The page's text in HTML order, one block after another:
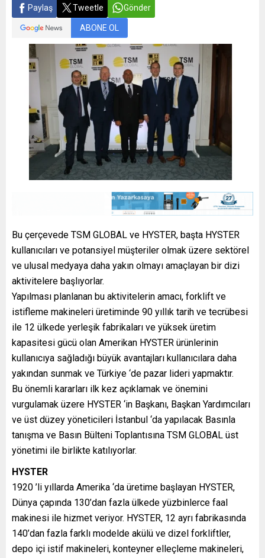
Paylaş Tweetle Gönder
ABONE OL
Bu çerçevede TSM GLOBAL ve HYSTER, başta HYSTER
kullanıcıları ve potansiyel müşteriler olmak üzere sektörel
ve ulusal medyaya daha yakın olmayı amaçlayan bir dizi
aktivitelere başlıyorlar.
Yapılması planlanan bu aktivitelerin amacı, forklift ve
istifleme makineleri üretiminde 90 yıllık tarih ve tecrübesi
ile 12 ülkede yerleşik fabrikaları ve yüksek üretim
kapasitesi gücü olan Amerikan HYSTER ürünlerinin
kullanıcıya sağladığı büyük avantajları kullanıcılara daha
yakından sunmak ve Türkiye ‘de pazar lideri yapmaktır.
Bu önemli kararları ilk kez açıklamak ve önemini
vurgulamak üzere HYSTER ‘in Başkanı, Başkan Yardımcıları
ve üst düzey yöneticileri İstanbul ‘da yapılacak Basınla
tanışma ve Basın Bülteni Toplantısına TSM GLOBAL üst
yönetimi ile birlikte katılıyorlar.
HYSTER
1920 ’li yıllarda Amerika ‘da üretime başlayan HYSTER,
Dünya çapında 130’dan fazla ülkede yüzbinlerce faal
makinesi ile hizmet veriyor. HYSTER, 12 ayrı fabrikasında
140’dan fazla farklı modelde akülü ve dizel forkliftler,
depo içi istif makineleri, konteyner elleçleme makineleri,